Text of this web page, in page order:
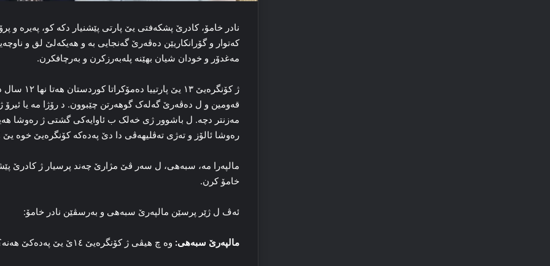
نادر خامۆ، کادرێ پشکەفتی یێ پارتی پێشنیار دکە کو، پەیرە
کەتوار و گۆرانکاریێن دەڤەرێ گەنجایی بە و هەیکەلێ لق و
مەغدۆر و خودان شیان بهێنە پلەبەرزکرن و بەرچافکرن.
قەومین و ل دەڤەرێ گەلەک گوهەرتن چێبوون. د رۆژا مە یا ئیرۆ
مەزنتر دچە. ل باشوور ژی خەلک ب ئاوایەکی گشتی ژ رەوشا
رەوشا ئالۆز و تەژی تەڤلیهەڤی دا دێ پەدەکە کۆنگرەیێ خوە یێ ١٤ێ بکە.
مالپەرا مە، سبەهی، ل سەر ڤێ مژارێ چەند پرسیار ژ کادرێ
خامۆ کرن.
ئەڤ ل ژێر پرسێن مالپەرێ سبەهی و بەرسڤێن نادر خامۆ:
مالپەرێ سبەهی: وە چ هیڤی ژ کۆنگرەیێ ١٤ێ یێ پەدەکێ هەنە؟